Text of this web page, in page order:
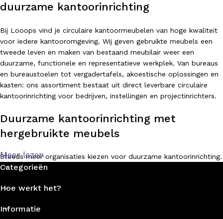
duurzame kantoorinrichting
Bij Looops vind je circulaire kantoormeubelen van hoge kwaliteit
voor iedere kantooromgeving. Wij geven gebruikte meubels een
tweede leven en maken van bestaand meubilair weer een
duurzame, functionele en representatieve werkplek. Van bureaus
en bureaustoelen tot vergadertafels, akoestische oplossingen en
kasten: ons assortiment bestaat uit direct leverbare circulaire
kantoorinrichting voor bedrijven, instellingen en projectinrichters.
Duurzame kantoorinrichting met
hergebruikte meubels
Steeds meer organisaties kiezen voor duurzame kantoorinrichting.
Met circulaire kantoormeubelen bespaar je niet alleen kosten,
geloven we in hergebruik, refurbishment en slim
en tafels opnieuw worden ingezet zonder in te leveren op
Meer lezen
Categorieën
Hoe werkt het?
Informatie